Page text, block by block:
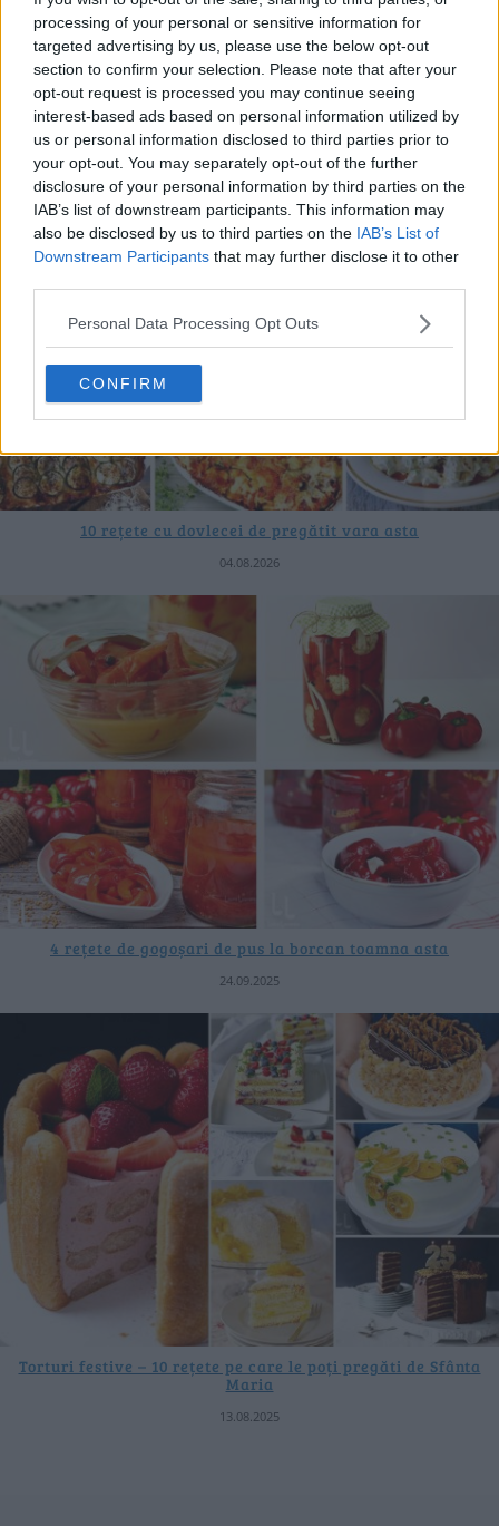
processing of your personal or sensitive information for
targeted advertising by us, please use the below opt-out
section to confirm your selection. Please note that after your
opt-out request is processed you may continue seeing
interest-based ads based on personal information utilized by
us or personal information disclosed to third parties prior to
your opt-out. You may separately opt-out of the further
disclosure of your personal information by third parties on the
IAB’s list of downstream participants. This information may
also be disclosed by us to third parties on the IAB’s List of
Downstream Participants that may further disclose it to other
Personal Data Processing Opt Outs
CONFIRM
20 de rețete de salate de vară fără prelucrare termică
06.08.2026
10 rețete cu dovlecei de pregătit vara asta
04.08.2026
4 rețete de gogoșari de pus la borcan toamna asta
24.09.2025
Torturi festive – 10 rețete pe care le poți pregăti de Sfânta
Maria
13.08.2025